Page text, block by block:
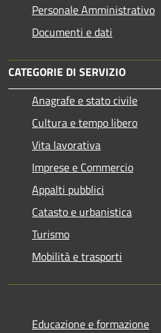
Personale Amministrativo
Documenti e dati
CATEGORIE DI SERVIZIO
Anagrafe e stato civile
Cultura e tempo libero
Vita lavorativa
Imprese e Commercio
Appalti pubblici
Catasto e urbanistica
Turismo
Mobilità e trasporti
Educazione e formazione